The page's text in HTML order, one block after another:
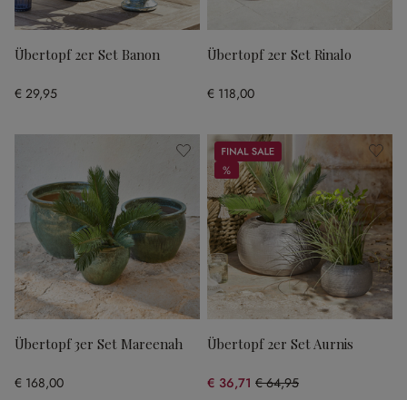
Übertopf 2er Set Banon
€ 29,95
Übertopf 2er Set Rinalo
€ 118,00
Übertopf 3er Set Mareenah
€ 168,00
Sale
%
%
Übertopf 2er Set Aurnis
€ 36,71 € 64,95
(43.48% gespart)